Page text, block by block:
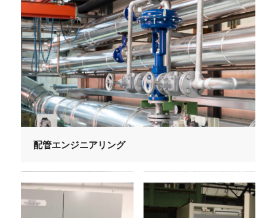
配管エンジニアリング